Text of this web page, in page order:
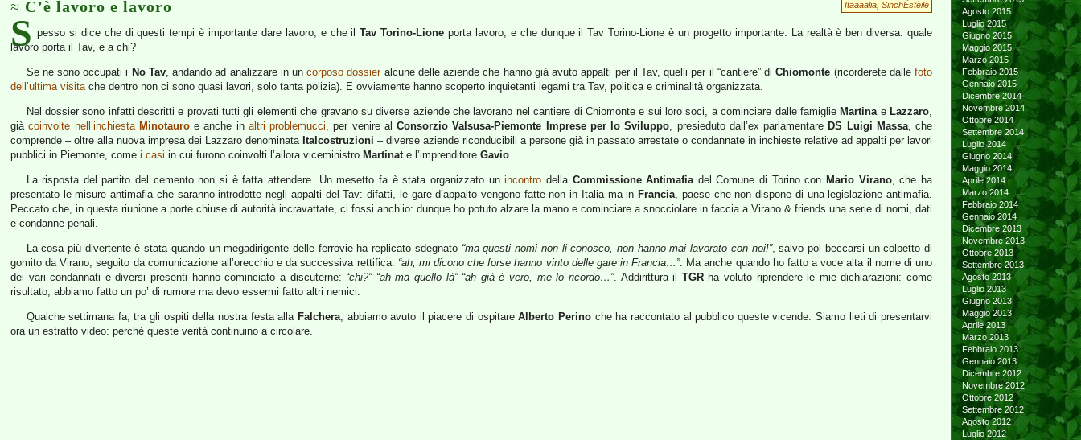
Itaaaalia SinchËstèile
C’è lavoro e lavoro
S pesso si dice che di questi tempi è importante dare lavoro, e che ilTav Torino-Lione porta lavoro, e che dunque il Tav Torino-Lione è un progetto importante. La realtà è ben diversa: quale
lavoro porta il Tav, e a chi?
Se ne sono occupati i No Tav, andando ad analizzare in uncorposo dossieralcune delle aziende che hanno già avuto appalti per il Tav, quelli per il “cantiere” diChiomonte (ricorderete dallefoto
dell’ultima visitache dentro non ci sono quasi lavori, solo tanta polizia). E ovviamente hanno scoperto inquietanti legami tra Tav, politica e criminalità organizzata.
Nel dossier sono infatti descritti e provati tutti gli elementi che gravano su diverse aziende che lavorano nel cantiere di Chiomonte e sui loro soci, a cominciare dalle famiglie Martinae Lazzaro,
giàcoinvolte nell’inchiesta Minotauroe anche in altri problemucci, per venire al Consorzio Valsusa-Piemonte Imprese per lo Sviluppo, presieduto dall’ex parlamentare DS Luigi Massa, che
comprende – oltre alla nuova impresa dei Lazzaro denominata Italcostruzioni – diverse aziende riconducibili a persone già in passato arrestate o condannate in inchieste relative ad appalti per lavori
pubblici in Piemonte, come i casi in cui furono coinvolti l’allora viceministro Martinate l’imprenditore Gavio.
La risposta del partito del cemento non si è fatta attendere. Un mesetto fa è stata organizzato unincontro della Commissione Antimafiadel Comune di Torino con Mario Virano, che ha
presentato le misure antimafia che saranno introdotte negli appalti del Tav: difatti, le gare d’appalto vengono fatte non in Italia ma in Francia, paese che non dispone di una legislazione antimafia.
Peccato che, in questa riunione a porte chiuse di autorità incravattate, ci fossi anch’io: dunque ho potuto alzare la mano e cominciare a snocciolare in faccia a Virano & friends una serie di nomi, dati
e condanne penali.
La cosa più divertente è stata quando un megadirigente delle ferrovie ha replicato sdegnato “ma questi nomi non li conosco, non hanno mai lavorato con noi!”, salvo poi beccarsi un colpetto di
gomito da Virano, seguito da comunicazione all’orecchio e da successiva rettifica: “ah, mi dicono che forse hanno vinto delle gare in Francia…”. Ma anche quando ho fatto a voce alta il nome di uno
dei vari condannati e diversi presenti hanno cominciato a discuterne: “chi?” “ah ma quello là” “ah già è vero, me lo ricordo…”. Addirittura il TGRha voluto riprendere le mie dichiarazioni: come
risultato, abbiamo fatto un po’ di rumore ma devo essermi fatto altri nemici.
Qualche settimana fa, tra gli ospiti della nostra festa alla Falchera, abbiamo avuto il piacere di ospitareAlberto Perino che ha raccontato al pubblico queste vicende. Siamo lieti di presentarvi
ora un estratto video: perché queste verità continuino a circolare.
Agosto 2015
Luglio 2015
Giugno 2015
Maggio 2015
Marzo 2015
Febbraio 2015
Gennaio 2015
Dicembre 2014
Novembre 2014
Ottobre 2014
Settembre 2014
Luglio 2014
Giugno 2014
Maggio 2014
Aprile 2014
Marzo 2014
Febbraio 2014
Gennaio 2014
Dicembre 2013
Novembre 2013
Ottobre 2013
Settembre 2013
Agosto 2013
Luglio 2013
Giugno 2013
Maggio 2013
Aprile 2013
Marzo 2013
Febbraio 2013
Gennaio 2013
Dicembre 2012
Novembre 2012
Ottobre 2012
Settembre 2012
Agosto 2012
Luglio 2012